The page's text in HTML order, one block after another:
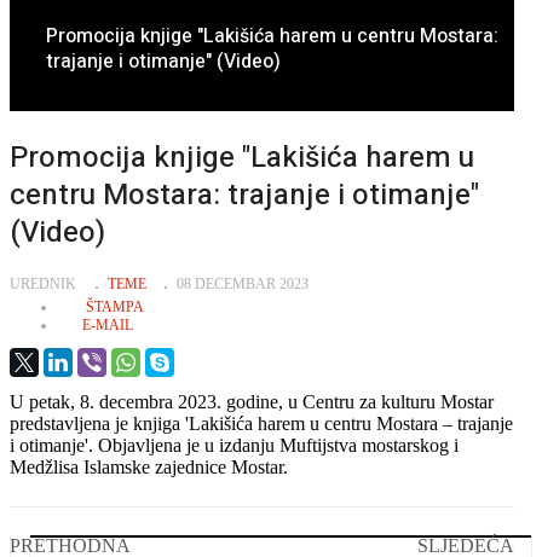
Promocija knjige "Lakišića harem u centru Mostara:
trajanje i otimanje" (Video)
Promocija knjige "Lakišića harem u
centru Mostara: trajanje i otimanje"
(Video)
UREDNIK TEME 08 DECEMBAR 2023
ŠTAMPA
E-MAIL
U petak, 8. decembra 2023. godine, u Centru za kulturu Mostar
predstavljena je knjiga 'Lakišića harem u centru Mostara – trajanje
i otimanje'. Objavljena je u izdanju Muftijstva mostarskog i
Medžlisa Islamske zajednice Mostar.
PRETHODNA SLJEDEĆA